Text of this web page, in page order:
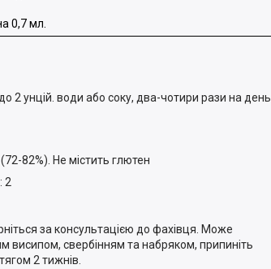
0,7 мл.
2 унцій. води або соку, два-чотири рази на день.
82%). Не містить глютен
2
за консультацією до фахівця. Може
висипом, свербінням та набряком, припиніть
2 тижнів.